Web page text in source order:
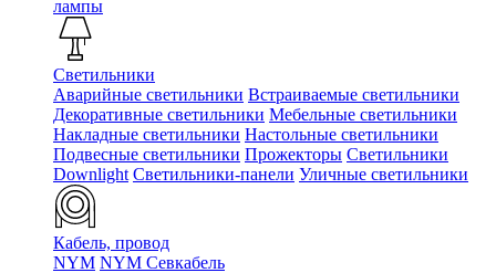
лампы
Светильники
Аварийные светильники Встраиваемые светильники
Декоративные светильники Мебельные светильники
Накладные светильники Настольные светильники
Подвесные светильники Прожекторы Светильники
Downlight Светильники-панели Уличные светильники
Кабель, провод
NYM NYM Севкабель